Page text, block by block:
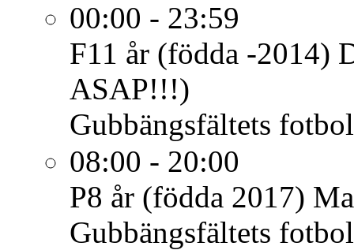
00:00 - 23:59
F11 år (födda -2014)
ASAP!!!)
Gubbängsfältets
08:00 - 20:00
P8 år (födda 2017)
Gubbängsfältets